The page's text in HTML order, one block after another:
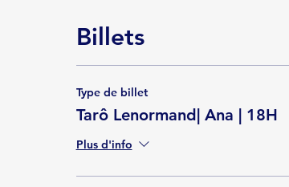
Billets
Type de billet
Tarô Lenormand| Ana | 18H
Plus d'info